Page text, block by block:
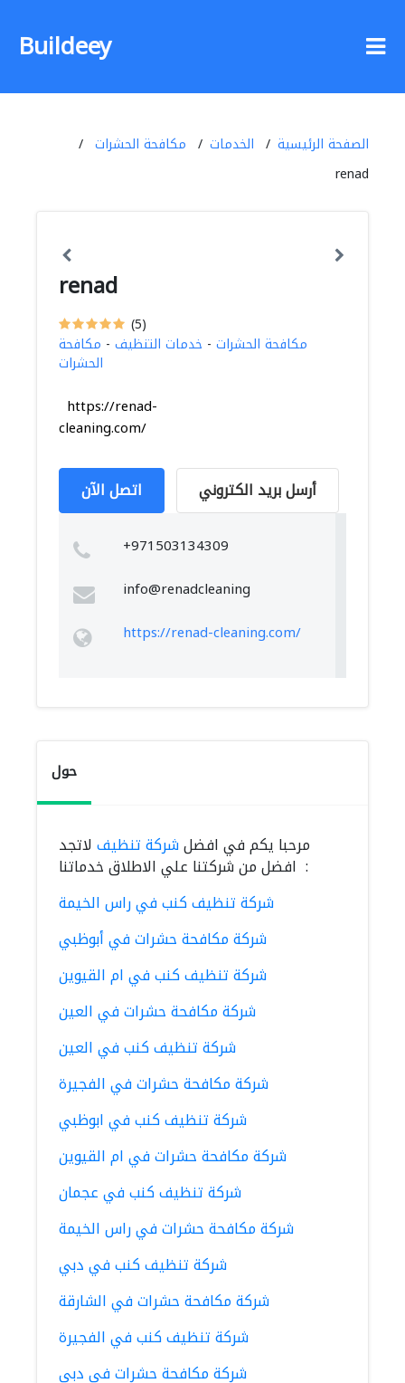
Buildeey
الصفحة الرئيسية الخدمات
مكافحة الحشرات
renad
renad
(5)
مكافحة الحشرات - خدمات التنظيف - مكافحة
الحشرات
https://renad-
cleaning.com/
اتصل الآن أرسل بريد الكتروني
+971503134309
info@renadcleaning
https://renad-cleaning.com/
حول
مرحبا يكم في افضلشركة تنظيفلاتجد
افضل من شركتنا علي الاطلاق خدماتنا :
شركة تنظيف كنب في راس الخيمة
شركة مكافحة حشرات في أبوظبي
شركة تنظيف كنب في ام القيوين
شركة مكافحة حشرات في العين
شركة تنظيف كنب في العين
شركة مكافحة حشرات في الفجيرة
شركة تنظيف كنب في ابوظبي
شركة مكافحة حشرات في ام القيوين
شركة تنظيف كنب في عجمان
شركة مكافحة حشرات في راس الخيمة
شركة تنظيف كنب في دبي
شركة مكافحة حشرات في الشارقة
شركة تنظيف كنب في الفجيرة